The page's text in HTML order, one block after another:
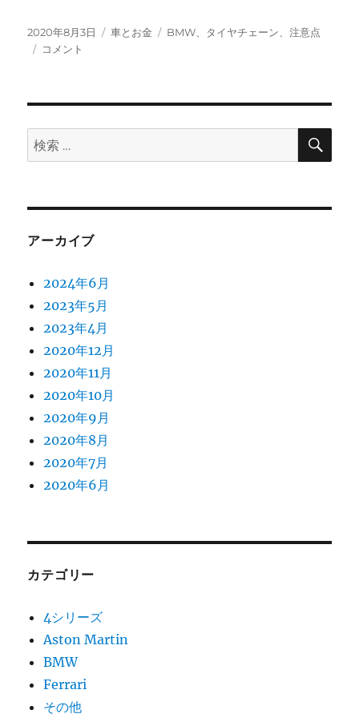
投
稿
2020年8月3日
カ
車とお金
タ
BMW、タイヤチェーン、注意点
タ
ー
ン
を
コメント
検
索:
検
アーカイブ
2024年6月
2023年5月
2023年4月
2020年12月
2020年11月
2020年10月
2020年9月
2020年8月
2020年7月
2020年6月
カテゴリー
4シリーズ
Aston Martin
BMW
Ferrari
その他